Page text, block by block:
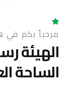
مرحباً بكم في
الهيئة
الساحة